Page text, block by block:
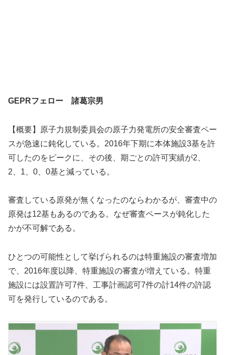
GEPRフェロー 諸葛宗男
【概要】原子力規制委員会の原子力発電所の安全審査ペー
スが急速に鈍化している。2016年下期に本体施設3基を許
可したのをピークに、その後、期ごとの許可実績が2、
2、1、0、0基と減っている。
審査している原発が無くなったのならわかるが、審査中の
原発は12基もあるのである。なぜ審査ペースが鈍化した
かが不可解である。
ひとつの可能性として挙げられるのは特重施設の審査増加
で、2016年度以降、特重施設の審査が増えている。特重
施設には設置許可7件、工事計画認可7件の計14件の許認
可を発行しているのである。